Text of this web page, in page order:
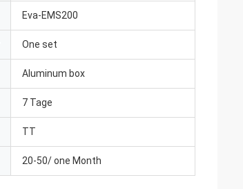
Eva-EMS200
One set
Aluminum box
7 Tage
TT
20-50/ one Month